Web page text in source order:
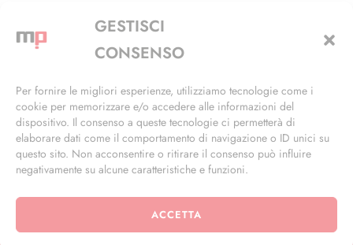
GESTISCI
CONSENSO
Per fornire le migliori esperienze, utilizziamo tecnologie come i
cookie per memorizzare e/o accedere alle informazioni del
dispositivo. Il consenso a queste tecnologie ci permetterà di
elaborare dati come il comportamento di navigazione o ID unici su
questo sito. Non acconsentire o ritirare il consenso può influire
negativamente su alcune caratteristiche e funzioni.
ACCETTA
Via Alfieri, 27 - Trezzano Sul Naviglio (MI)
+39 02 4846 3155
info@masterphil.it